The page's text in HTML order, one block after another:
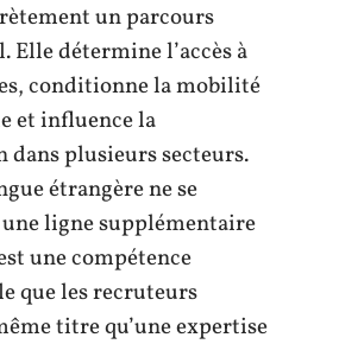
un parcours
Elle détermine l’accès à
conditionne la mobilité
et influence la
plusieurs secteurs.
étrangère ne se
une ligne supplémentaire
une compétence
que les recruteurs
titre qu’une expertise